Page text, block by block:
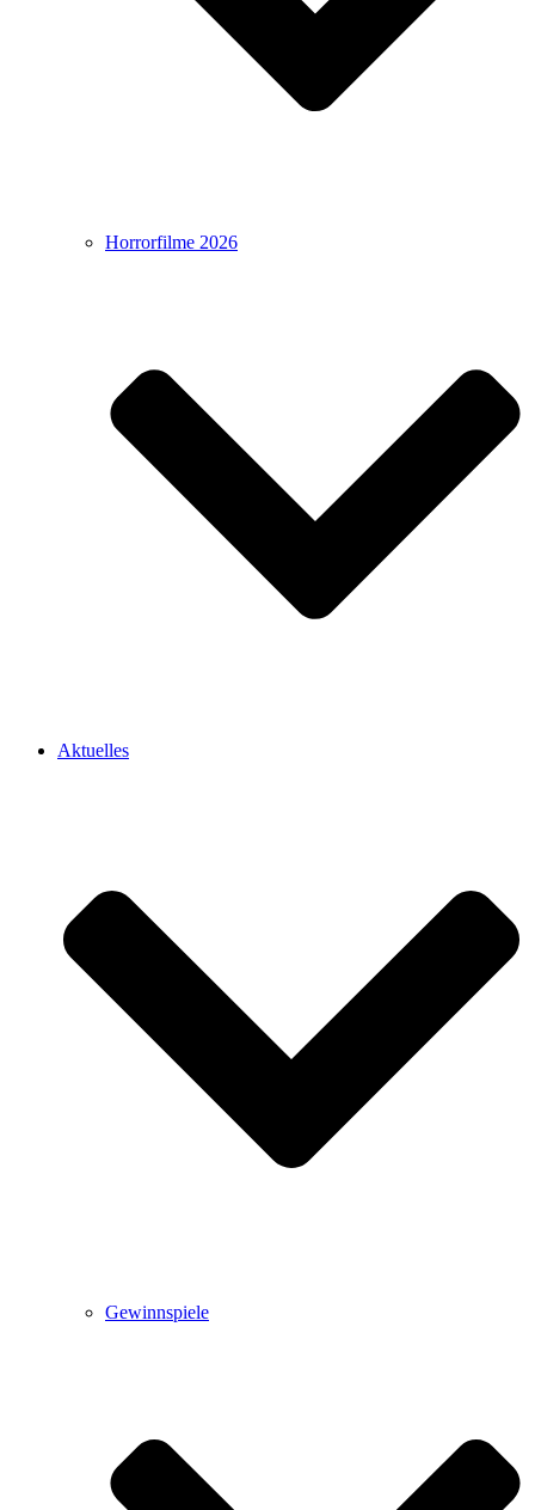
Horrorfilme 2026
Aktuelles
Gewinnspiele